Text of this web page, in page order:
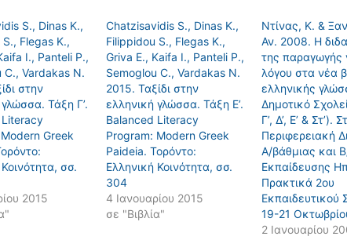
S., Dinas K.,
Flegas K.,
I., Panteli P.,
C., Vardakas N.
στην
Τάξη Γ’.
Greek
σσ.
2015
Chatzisavidis S., Dinas K.,
Filippidou S., Flegas K.,
Griva E., Kaifa I., Panteli P.,
Semoglou C., Vardakas N.
2015. Ταξίδι στην
ελληνική γλώσσα. Τάξη Ε’.
Balanced Literacy
Program: Modern Greek
Paideia. Τορόντο:
Ελληνική Κοινότητα, σσ.
304
4 Ιανουαρίου 2015
σε "Βιβλία"
Ντίνας, Κ. &
Αν. 2008. Η
της παραγωγής
λόγου στα νέα
ελληνικής
Δημοτικό
Γ’, Δ’, Ε’ & Στ’).
Περιφερειακή
Α/βάθμιας και
Εκπαίδευσης
Πρακτικά 2ου
Εκπαιδευτικού
19-21
2 Ιανουαρίου